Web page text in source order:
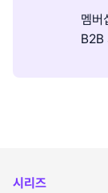
멤버
B2B
시리즈